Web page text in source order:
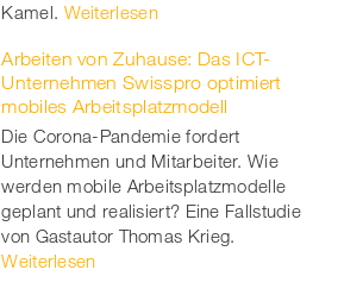
Kamel. Weiterlesen
Arbeiten von Zuhause: Das ICT-
Unternehmen Swisspro optimiert
mobiles Arbeitsplatzmodell
Die Corona-Pandemie fordert
Unternehmen und Mitarbeiter. Wie
werden mobile Arbeitsplatzmodelle
geplant und realisiert? Eine Fallstudie
von Gastautor Thomas Krieg.
Weiterlesen